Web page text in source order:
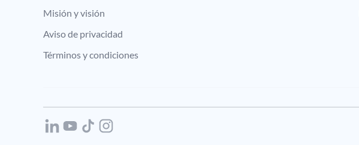
Misión y visión
Aviso de privacidad
Términos y condiciones